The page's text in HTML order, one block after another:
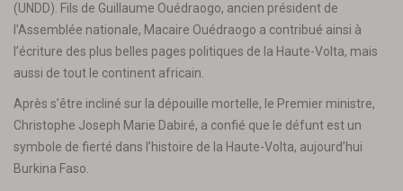
(UNDD). Fils de Guillaume Ouédraogo, ancien président de
l’Assemblée nationale, Macaire Ouédraogo a contribué ainsi à
l’écriture des plus belles pages politiques de la Haute-Volta, mais
aussi de tout le continent africain.
Après s’être incliné sur la dépouille mortelle, le Premier ministre,
Christophe Joseph Marie Dabiré, a confié que le défunt est un
symbole de fierté dans l’histoire de la Haute-Volta, aujourd’hui
Burkina Faso.